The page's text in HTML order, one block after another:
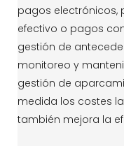
pagos electrónicos,
efectivo o pagos
gestión de
monitoreo y
gestión de
medida los costes
también mejora la